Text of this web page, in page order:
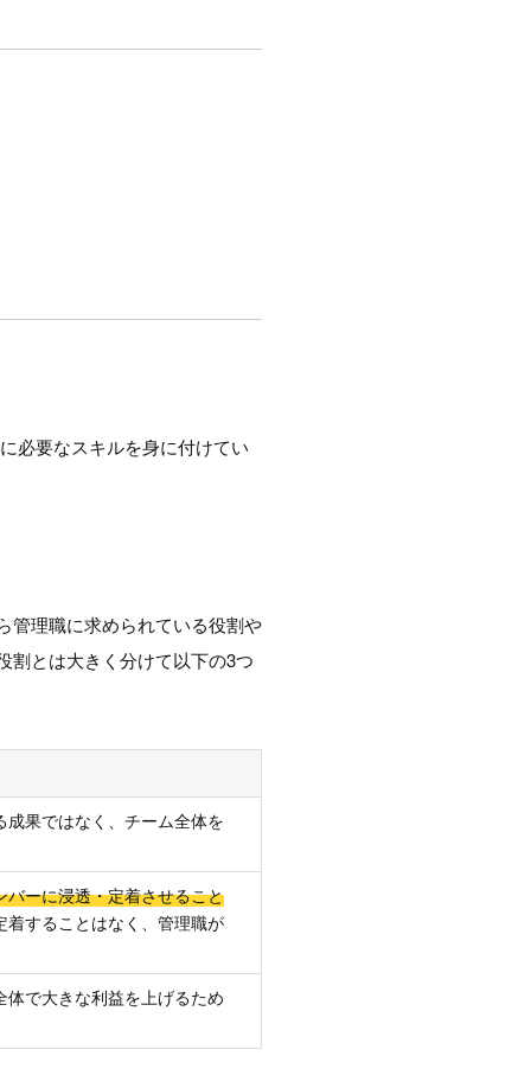
必要なスキルを身に付けてい
管理職に求められている役割や
割とは大きく分けて以下の3つ
果ではなく、チーム全体を
ーに浸透・定着させること
することはなく、管理職が
で大きな利益を上げるため